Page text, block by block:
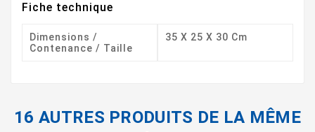
Fiche technique
Dimensions /
Contenance / Taille
35 X 25 X 30 Cm
16 AUTRES PRODUITS DE LA MÊME